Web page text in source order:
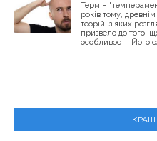
Термін
років тому,
теорій, з яких
призвело до того,
особливості. Його